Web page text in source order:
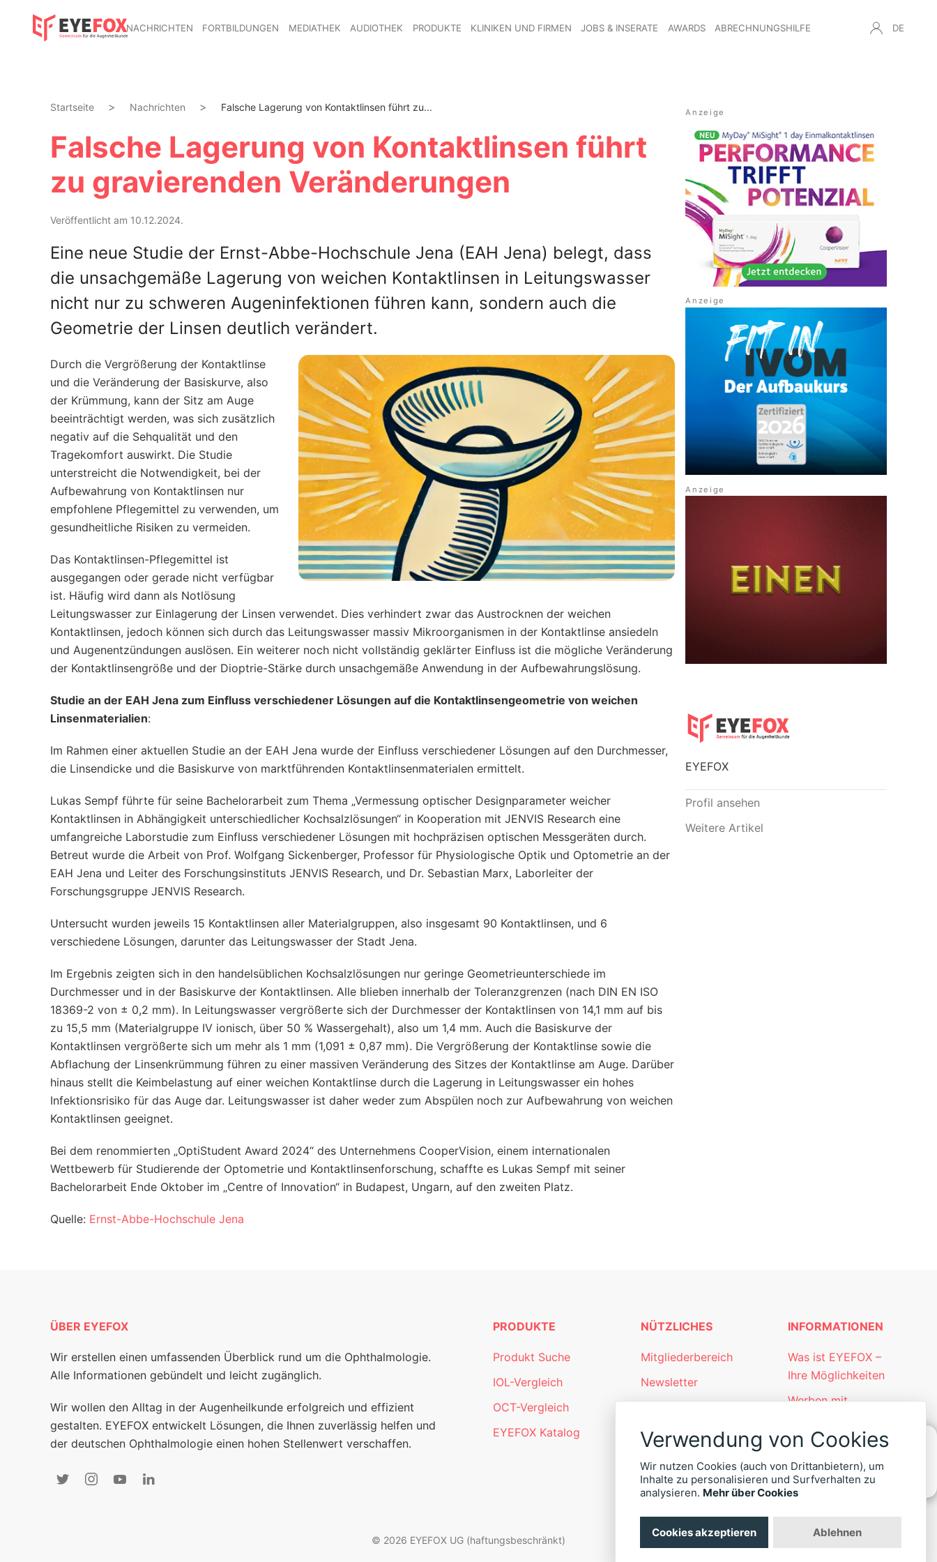
NACHRICHTEN FORTBILDUNGEN MEDIATHEK AUDIOTHEK PRODUKTE KLINIKEN UND FIRMEN JOBS & INSERATE AWARDS ABRECHNUNGSHILFE DE
Startseite Nachrichten Falsche Lagerung von Kontaktlinsen führt zu...
Falsche Lagerung von Kontaktlinsen führt
zu gravierenden Veränderungen
Veröffentlicht am 10.12.2024.
Eine neue Studie der Ernst-Abbe-Hochschule Jena (EAH Jena) belegt, dass
die unsachgemäße Lagerung von weichen Kontaktlinsen in Leitungswasser
nicht nur zu schweren Augeninfektionen führen kann, sondern auch die
Geometrie der Linsen deutlich verändert.
Durch die Vergrößerung der Kontaktlinse
und die Veränderung der Basiskurve, also
der Krümmung, kann der Sitz am Auge
beeinträchtigt werden, was sich zusätzlich
negativ auf die Sehqualität und den
Tragekomfort auswirkt. Die Studie
unterstreicht die Notwendigkeit, bei der
Aufbewahrung von Kontaktlinsen nur
empfohlene Pflegemittel zu verwenden, um
gesundheitliche Risiken zu vermeiden.
Das Kontaktlinsen-Pflegemittel ist
ausgegangen oder gerade nicht verfügbar
ist. Häufig wird dann als Notlösung
Leitungswasser zur Einlagerung der Linsen verwendet. Dies verhindert zwar das Austrocknen der weichen
Kontaktlinsen, jedoch können sich durch das Leitungswasser massiv Mikroorganismen in der Kontaktlinse ansiedeln
und Augenentzündungen auslösen. Ein weiterer noch nicht vollständig geklärter Einfluss ist die mögliche Veränderung
der Kontaktlinsengröße und der Dioptrie-Stärke durch unsachgemäße Anwendung in der Aufbewahrungslösung.
Studie an der EAH Jena zum Einfluss verschiedener Lösungen auf die Kontaktlinsengeometrie von weichen
Linsenmaterialien:
Im Rahmen einer aktuellen Studie an der EAH Jena wurde der Einfluss verschiedener Lösungen auf den Durchmesser,
die Linsendicke und die Basiskurve von marktführenden Kontaktlinsenmaterialen ermittelt.
Lukas Sempf führte für seine Bachelorarbeit zum Thema „Vermessung optischer Designparameter weicher
Kontaktlinsen in Abhängigkeit unterschiedlicher Kochsalzlösungen“ in Kooperation mit JENVIS Research eine
umfangreiche Laborstudie zum Einfluss verschiedener Lösungen mit hochpräzisen optischen Messgeräten durch.
Betreut wurde die Arbeit von Prof. Wolfgang Sickenberger, Professor für Physiologische Optik und Optometrie an der
EAH Jena und Leiter des Forschungsinstituts JENVIS Research, und Dr. Sebastian Marx, Laborleiter der
Forschungsgruppe JENVIS Research.
Untersucht wurden jeweils 15 Kontaktlinsen aller Materialgruppen, also insgesamt 90 Kontaktlinsen, und 6
verschiedene Lösungen, darunter das Leitungswasser der Stadt Jena.
Im Ergebnis zeigten sich in den handelsüblichen Kochsalzlösungen nur geringe Geometrieunterschiede im
Durchmesser und in der Basiskurve der Kontaktlinsen. Alle blieben innerhalb der Toleranzgrenzen (nach DIN EN ISO
18369-2 von ± 0,2 mm). In Leitungswasser vergrößerte sich der Durchmesser der Kontaktlinsen von 14,1 mm auf bis
zu 15,5 mm (Materialgruppe IV ionisch, über 50 % Wassergehalt), also um 1,4 mm. Auch die Basiskurve der
Kontaktlinsen vergrößerte sich um mehr als 1 mm (1,091 ± 0,87 mm). Die Vergrößerung der Kontaktlinse sowie die
Abflachung der Linsenkrümmung führen zu einer massiven Veränderung des Sitzes der Kontaktlinse am Auge. Darüber
hinaus stellt die Keimbelastung auf einer weichen Kontaktlinse durch die Lagerung in Leitungswasser ein hohes
Infektionsrisiko für das Auge dar. Leitungswasser ist daher weder zum Abspülen noch zur Aufbewahrung von weichen
Kontaktlinsen geeignet.
Bei dem renommierten „OptiStudent Award 2024“ des Unternehmens CooperVision, einem internationalen
Wettbewerb für Studierende der Optometrie und Kontaktlinsenforschung, schaffte es Lukas Sempf mit seiner
Bachelorarbeit Ende Oktober im „Centre of Innovation“ in Budapest, Ungarn, auf den zweiten Platz.
Quelle: Ernst-Abbe-Hochschule Jena
EYEFOX
Profil ansehen
Weitere Artikel
KONTAKT
ÜBER EYEFOX
Wir erstellen einen umfassenden Überblick rund um die Ophthalmologie.
Alle Informationen gebündelt und leicht zugänglich.
Wir wollen den Alltag in der Augenheilkunde erfolgreich und effizient
gestalten. EYEFOX entwickelt Lösungen, die Ihnen zuverlässig helfen und
der deutschen Ophthalmologie einen hohen Stellenwert verschaffen.
PRODUKTE
Produkt Suche
IOL-Vergleich
OCT-Vergleich
EYEFOX Katalog
NÜTZLICHES
Mitgliederbereich
Newsletter
INFORMATIONEN
Was ist EYEFOX –
Ihre Möglichkeiten
Werben mit
Kontakt
Datenschutz
Impressum
© 2026 EYEFOX UG (haftungsbeschränkt)
Verwendung von Cookies
Wir nutzen Cookies (auch von Drittanbietern), um
Inhalte zu personalisieren und Surfverhalten zu
analysieren. Mehr über Cookies
Cookies akzeptieren Ablehnen